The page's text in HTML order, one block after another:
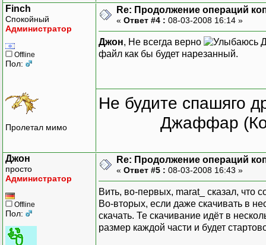
Finch
Спокойный
Администратор
Offline
Пол:
Пролетал мимо
Re: Продолжение операций
« Ответ #4 : 08-03-2008 16:14 »
Джон, Не всегда верно
файл как бы будет нарезанный.
Не будите спашяго
Джаффар
Джон
просто
Администратор
Offline
Пол:
Re: Продолжение операций
« Ответ #5 : 08-03-2008 16:43 »
Вить, во-первых, marat_ сказал, что
Во-вторых, если даже скачивать в
скачать. Те скачивание идёт в
размер каждой части и будет